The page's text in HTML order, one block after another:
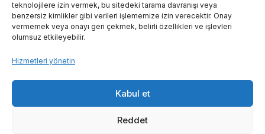
teknolojilere izin vermek, bu sitedeki tarama davranışı veya
benzersiz kimlikler gibi verileri işlememize izin verecektir. Onay
vermemek veya onayı geri çekmek, belirli özellikleri ve işlevleri
olumsuz etkileyebilir.
Hizmetleri yönetin
Kabul et
Reddet
Kalite politikamız